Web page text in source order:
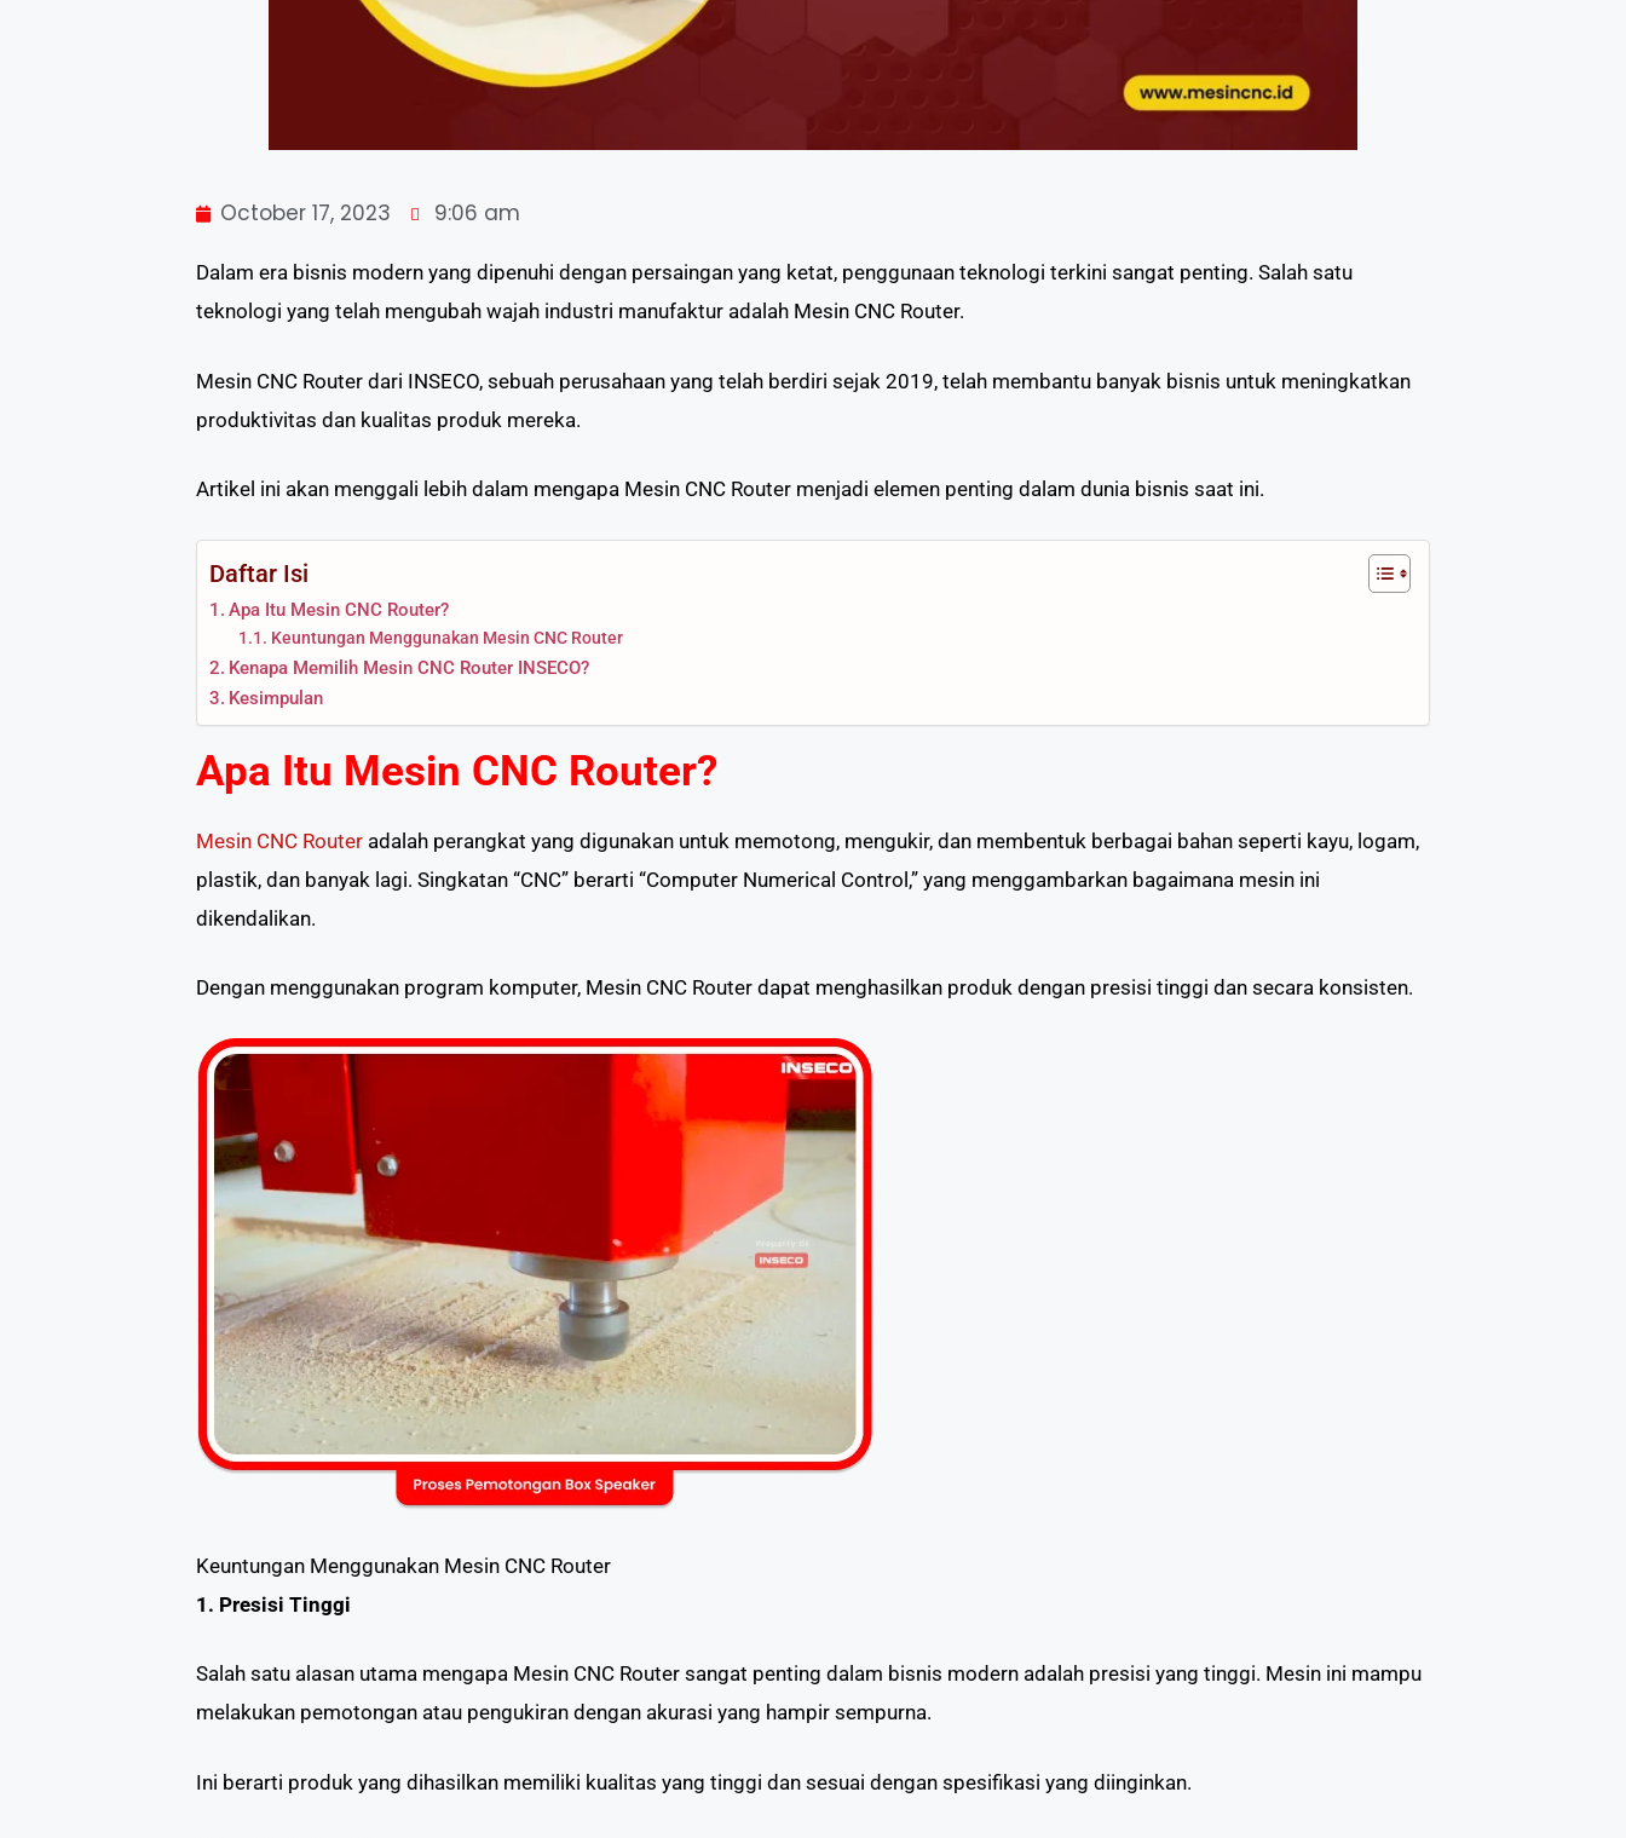
October 17, 2023 9:06 am
Dalam era bisnis modern yang dipenuhi dengan persaingan yang ketat, penggunaan teknologi terkini sangat penting. Salah satu
teknologi yang telah mengubah wajah industri manufaktur adalah Mesin CNC Router.
Mesin CNC Router dari INSECO, sebuah perusahaan yang telah berdiri sejak 2019, telah membantu banyak bisnis untuk meningkatkan
produktivitas dan kualitas produk mereka.
Artikel ini akan menggali lebih dalam mengapa Mesin CNC Router menjadi elemen penting dalam dunia bisnis saat ini.
Daftar Isi
Apa Itu Mesin CNC Router?
Keuntungan Menggunakan Mesin CNC Router
Kenapa Memilih Mesin CNC Router INSECO?
Kesimpulan
Apa Itu Mesin CNC Router?
Mesin CNC Router adalah perangkat yang digunakan untuk memotong, mengukir, dan membentuk berbagai bahan seperti kayu, logam,
plastik, dan banyak lagi. Singkatan “CNC” berarti “Computer Numerical Control,” yang menggambarkan bagaimana mesin ini
dikendalikan.
Dengan menggunakan program komputer, Mesin CNC Router dapat menghasilkan produk dengan presisi tinggi dan secara konsisten.
Keuntungan Menggunakan Mesin CNC Router
1. Presisi Tinggi
Salah satu alasan utama mengapa Mesin CNC Router sangat penting dalam bisnis modern adalah presisi yang tinggi. Mesin ini mampu
melakukan pemotongan atau pengukiran dengan akurasi yang hampir sempurna.
Ini berarti produk yang dihasilkan memiliki kualitas yang tinggi dan sesuai dengan spesifikasi yang diinginkan.